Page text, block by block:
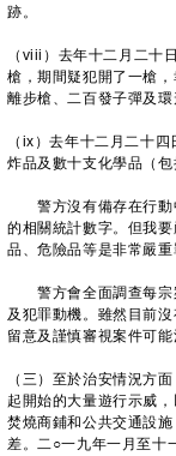
跡。
（viii）去年十二月二十
槍，期間疑犯開了一槍
離步槍、二百發子彈及環
（ix）去年十二月二十
炸品及數十支化學品（包
警方沒有備存在行動
的相關統計數字。但我
品、危險品等是非常嚴
警方會全面調查每宗
及犯罪動機。雖然目前
留意及謹慎審視案件可能
（三）至於治安情況方
起開始的大量遊行示威
焚燒商鋪和公共交通設
差。二○一九年一月至十